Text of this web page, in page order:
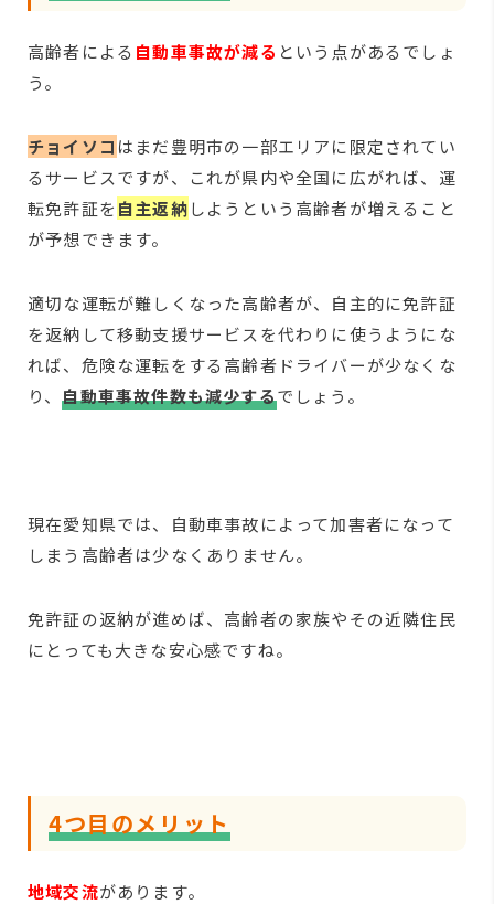
高齢者による 自動車事故が減る という点があるでしょ
う。
チョイソコ はまだ豊明市の一部エリアに限定されてい
るサービスですが、これが県内や全国に広がれば、運
転免許証を 自主返納しようという高齢者が増えること
が予想できます。
適切な運転が難しくなった高齢者が、自主的に免許証
を返納して移動支援サービスを代わりに使うようにな
れば、危険な運転をする高齢者ドライバーが少なくな
り、自動車事故件数も減少するでしょう。
現在愛知県では、自動車事故によって加害者になって
しまう高齢者は少なくありません。
免許証の返納が進めば、高齢者の家族やその近隣住民
にとっても大きな安心感ですね。
4つ目のメリット
地域交流があります。